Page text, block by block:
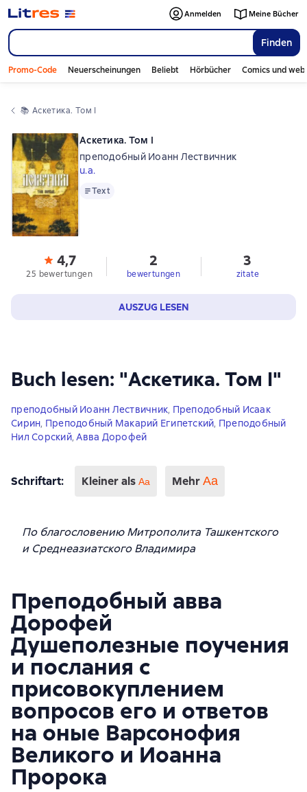
Finden
Anmelden Meine Bücher
Promo-Code Neuerscheinungen Beliebt Hörbücher Comics und
📚 Аскетика. Том I
Buch lesen: "Аскетика. Том I"
преподобный Иоанн Лествичник, Преподобный Исаак
Сирин, Преподобный Макарий Египетский, Преподобный
Нил Сорский,Авва Дорофей
Schriftart: Kleiner als Aa Mehr Аа
По благословению Митрополита Ташкентского
и Среднеазиатского Владимира
Преподобный авва
Дорофей
Душеполезные поучения
и послания с
присовокуплением
вопросов его и ответов
на оные Варсонофия
Великого и Иоанна
Пророка
Аскетика. Том I
преподобный Иоанн Лествичник
u.a.
TextText
4,7
25 bewertungen
2
bewertungen
3
zitate
AUSZUG LESEN